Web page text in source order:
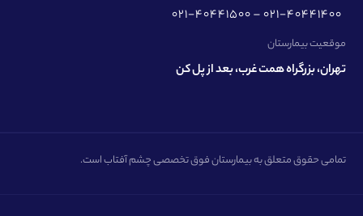
021-40441500 – 021-40441400
موقعیت بیمارستان
تهران، بزرگراه همت غرب، بعد از پل کن
تمامی حقوق متعلق به بیمارستان فوق تخصصی چشم آفتاب است.